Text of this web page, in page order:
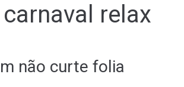
carnaval relax
não curte folia